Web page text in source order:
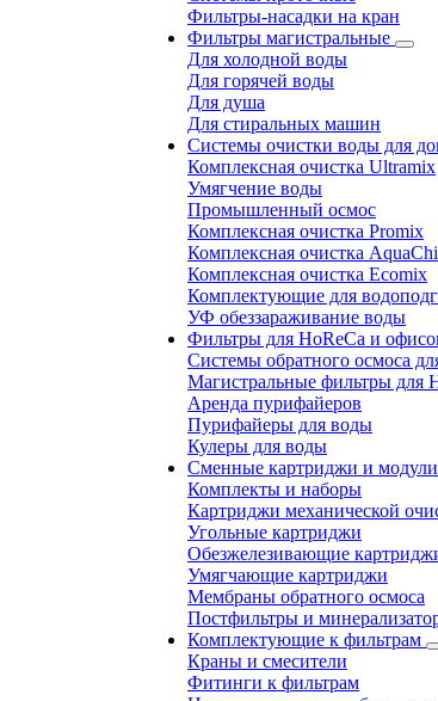
Фильтры-насадки на кран
Фильтры магистральные
Для холодной воды
Для горячей воды
Для душа
Для стиральных машин
Системы очистки воды для
Комплексная очистка Ultramix
Умягчение воды
Промышленный осмос
Комплексная очистка Promix
Комплексная очистка
Комплексная очистка Ecomix
Комплектующие для
УФ обеззараживание воды
Фильтры для HoReCa и
Системы обратного осмоса
Магистральные фильтры для
Аренда пурифайеров
Пурифайеры для воды
Кулеры для воды
Сменные картриджи и модули
Комплекты и наборы
Картриджи механической
Угольные картриджи
Обезжелезивающие
Умягчающие картриджи
Мембраны обратного осмоса
Постфильтры и
Комплектующие к фильтрам
Краны и смесители
Фитинги к фильтрам